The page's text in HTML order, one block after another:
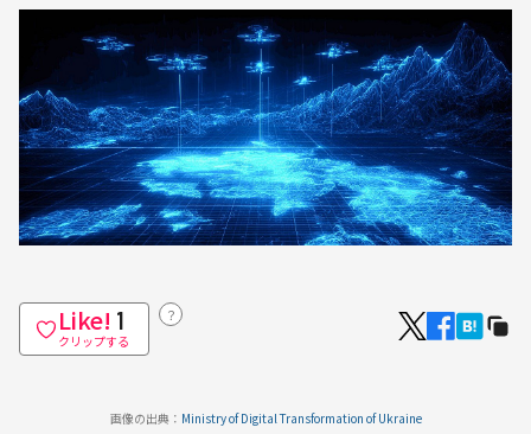
Like! 1
クリップする
？
画像の出典： Ministry of Digital Transformation of Ukraine